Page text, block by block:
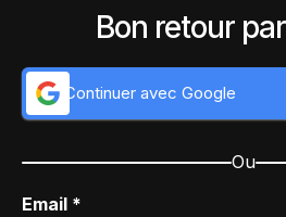
Bon retour
Continuer avec Google
Ou
Email *